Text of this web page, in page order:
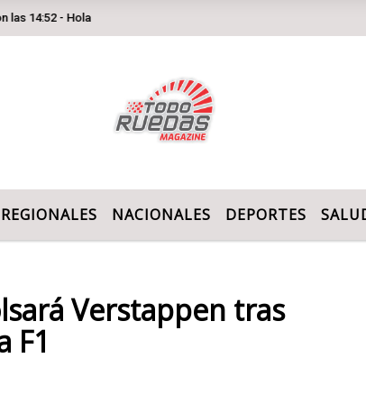
- Hola
REGIONALES NACIONALES DEPORTES
Verstappen tras
F1